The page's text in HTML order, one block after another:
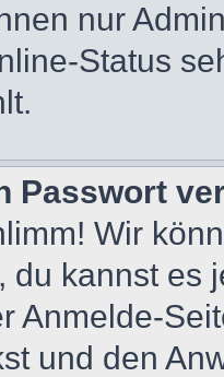
nur
Status
Passwort
Wir
du kannst es
Anmelde-
und den